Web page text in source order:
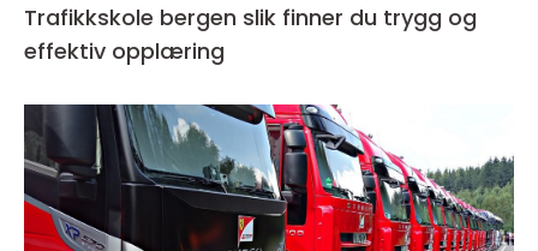
Trafikkskole bergen slik finner du trygg og
effektiv opplæring